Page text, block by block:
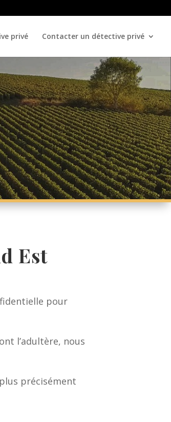
privé Contacter un détective privé
Est
pour
l’adultère, nous
précisément